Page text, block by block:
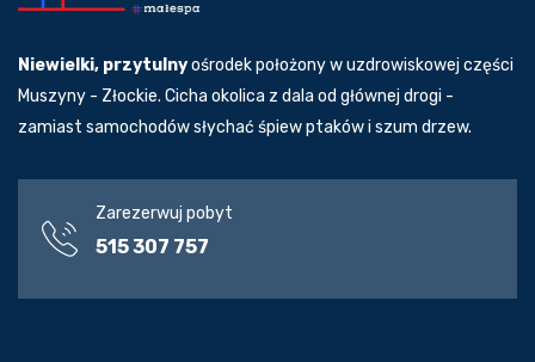
Niewielki, przytulnyośrodek położony w uzdrowiskowej części
Muszyny - Złockie. Cicha okolica z dala od głównej drogi -
zamiast samochodów słychać śpiew ptaków i szum drzew.
Zarezerwuj pobyt
515 307 757